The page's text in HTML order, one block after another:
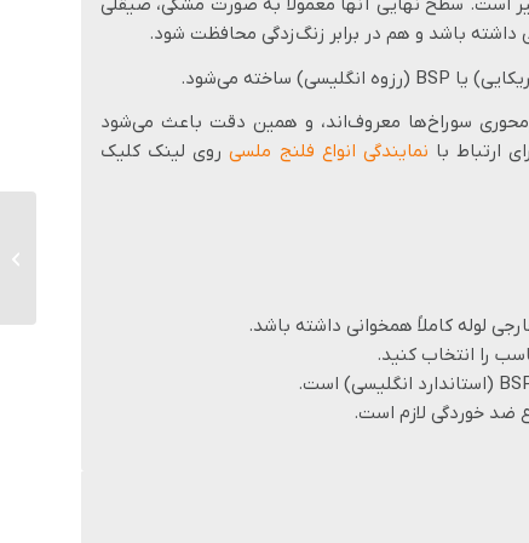
باشد و هم در برابر زنگ‌زدگی محافظت شود.
سوراخ‌ها معروف‌اند، و همین دقت باعث می‌شود
ارتباط با نمایندگی انواع فلنج ملسیروی لینک کلیک
لوله کاملاً همخوانی داشته باشد.
را انتخاب کنید.
ضد خوردگی لازم است.
ملسی